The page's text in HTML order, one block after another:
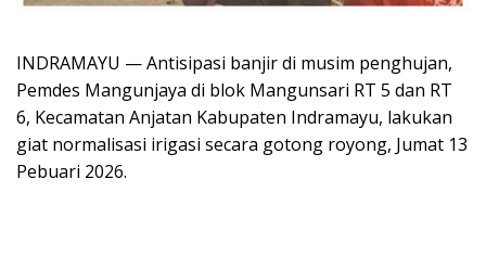
INDRAMAYU — Antisipasi banjir di musim penghujan,
Pemdes Mangunjaya di blok Mangunsari RT 5 dan RT
6, Kecamatan Anjatan Kabupaten Indramayu, lakukan
giat normalisasi irigasi secara gotong royong, Jumat 13
Pebuari 2026.